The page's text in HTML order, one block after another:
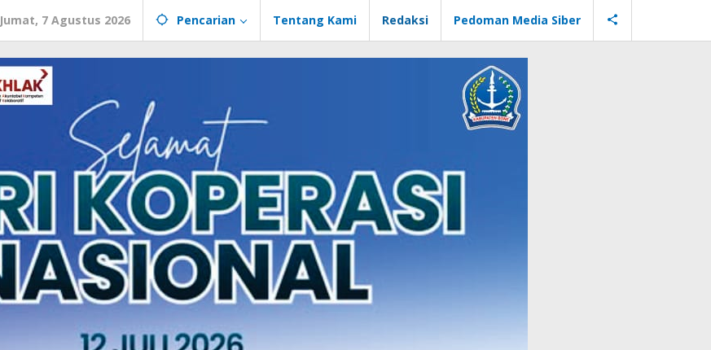
Jumat, 7 Agustus 2026 Pencarian Tentang Kami Redaksi Pedoman Media Siber